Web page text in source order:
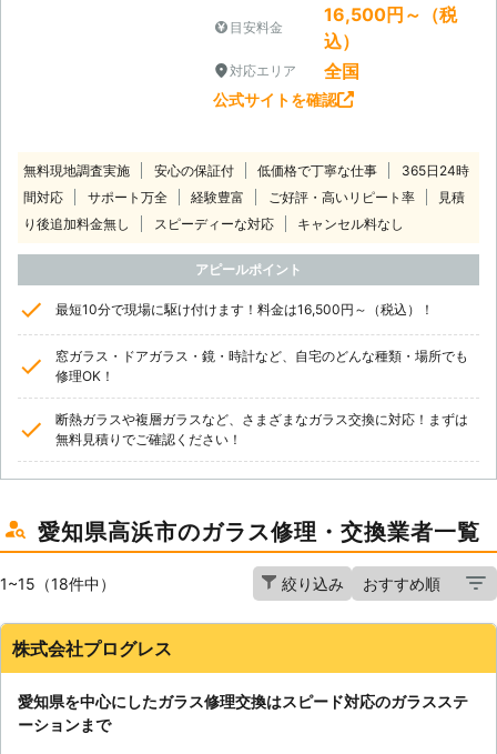
目安料金
16,500円～（税
込）
対応エリア 全国
公式サイトを確認
無料現地調査実施 安心の保証付 低価格で丁寧な仕事
365日24時
間対応
サポート万全 経験豊富 ご好評・高いリピート率
見積
り後追加料金無し
スピーディーな対応 キャンセル料なし
アピールポイント
最短10分で現場に駆け付けます！料金は16,500円～（税込）！
窓ガラス・ドアガラス・鏡・時計など、自宅のどんな種類・場所でも
修理OK！
断熱ガラスや複層ガラスなど、さまざまなガラス交換に対応！まずは
無料見積りでご確認ください！
愛知県高浜市のガラス修理・交換業者一覧
1~15（18件中） 絞り込み
株式会社プログレス
愛知県を中心にしたガラス修理交換はスピード対応のガラスステ
ーションまで